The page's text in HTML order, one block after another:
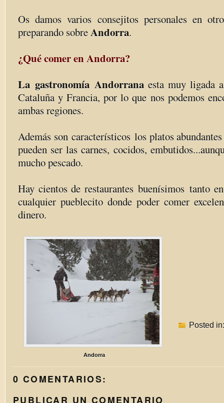
Os damos varios consejitos personales en
preparando sobreAndorra.
¿Qué comer en Andorra?
La gastronomía Andorrana esta muy ligada
Cataluña y Francia, por lo que nos podemos
ambas regiones.
Además son característicos los platos
pueden ser las carnes, cocidos,
mucho pescado.
Hay cientos de restaurantes buenísimos tanto
cualquier pueblecito donde poder comer
dinero.
Andorra
Posted
0 COMENTARIOS:
PUBLICAR UN COMENTARIO